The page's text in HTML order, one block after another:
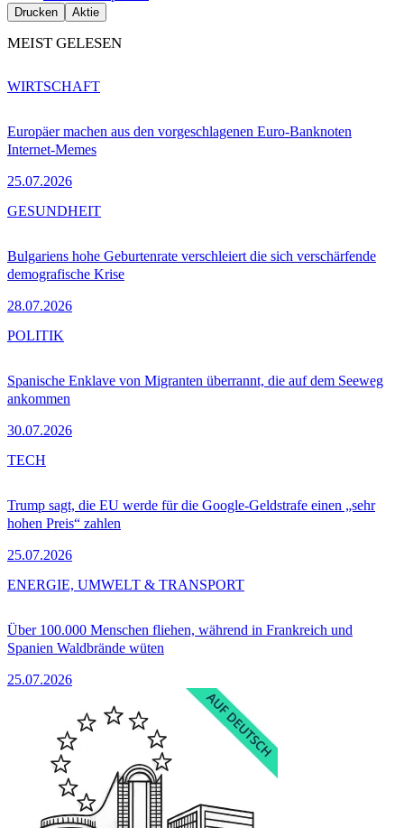
Drucken Aktie
MEIST GELESEN
Europäer machen aus den vorgeschlagenen Euro-Banknoten
Internet-Memes
25.07.2026
WIRTSCHAFT
Bulgariens hohe Geburtenrate verschleiert die sich verschärfende
demografische Krise
28.07.2026
GESUNDHEIT
Spanische Enklave von Migranten überrannt, die auf dem Seeweg
ankommen
30.07.2026
POLITIK
Trump sagt, die EU werde für die Google-Geldstrafe einen „sehr
hohen Preis“ zahlen
25.07.2026
TECH
Über 100.000 Menschen fliehen, während in Frankreich und
Spanien Waldbrände wüten
25.07.2026
ENERGIE, UMWELT & TRANSPORT